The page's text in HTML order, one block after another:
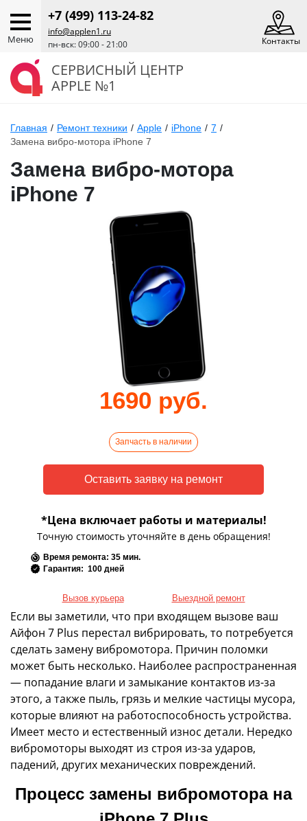
Меню
+7 (499) 113-24-82
info@applen1.ru
пн-вск: 09:00 - 21:00
Контакты
СЕРВИСНЫЙ ЦЕНТР
APPLE №1
Главная / Ремонт техники / Apple / iPhone / 7 /
Замена вибро-мотора iPhone 7
Замена вибро-мотора
iPhone 7
1690 руб.
Запчасть в наличии
*Цена включает работы и материалы!
Точную стоимость уточняйте в день обращения!
Время ремонта: 35 мин.
Гарантия: 100 дней
Вызов курьера Выездной ремонт
Если вы заметили, что при входящем вызове ваш
Айфон 7 Plus перестал вибрировать, то потребуется
сделать замену вибромотора. Причин поломки
может быть несколько. Наиболее распространенная
— попадание влаги и замыкание контактов из-за
этого, а также пыль, грязь и мелкие частицы мусора,
которые влияют на работоспособность устройства.
Имеет место и естественный износ детали. Нередко
вибромоторы выходят из строя из-за ударов,
падений, других механических повреждений.
Процесс замены вибромотора на